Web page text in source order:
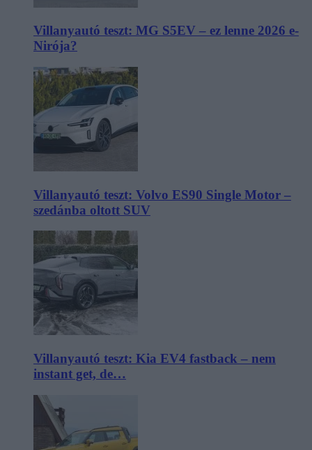
Villanyautó teszt: MG S5EV – ez lenne 2026 e-
Nirója?
Villanyautó teszt: Volvo ES90 Single Motor –
szedánba oltott SUV
Villanyautó teszt: Kia EV4 fastback – nem
instant get, de…